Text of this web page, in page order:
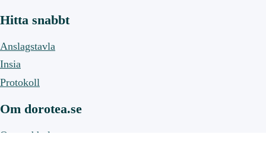
Hitta snabbt
Anslagstavla
Insia
Protokoll
Om dorotea.se
Om webbplatsen